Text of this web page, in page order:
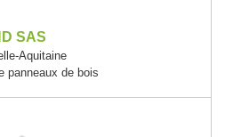
SAS
Aquitaine
panneaux de bois